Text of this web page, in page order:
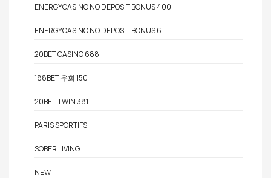
ENERGYCASINO NO DEPOSIT BONUS 400
ENERGYCASINO NO DEPOSIT BONUS 6
20BET CASINO 688
188BET 우회 150
20BET TWIN 381
PARIS SPORTIFS
SOBER LIVING
NEW